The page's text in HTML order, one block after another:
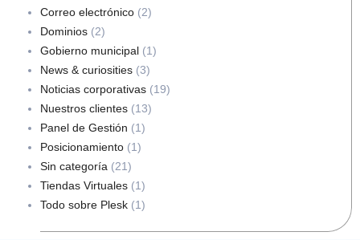
Correo electrónico (2)
Dominios (2)
Gobierno municipal (1)
News & curiosities (3)
Noticias corporativas (19)
Nuestros clientes (13)
Panel de Gestión (1)
Posicionamiento (1)
Sin categoría (21)
Tiendas Virtuales (1)
Todo sobre Plesk (1)